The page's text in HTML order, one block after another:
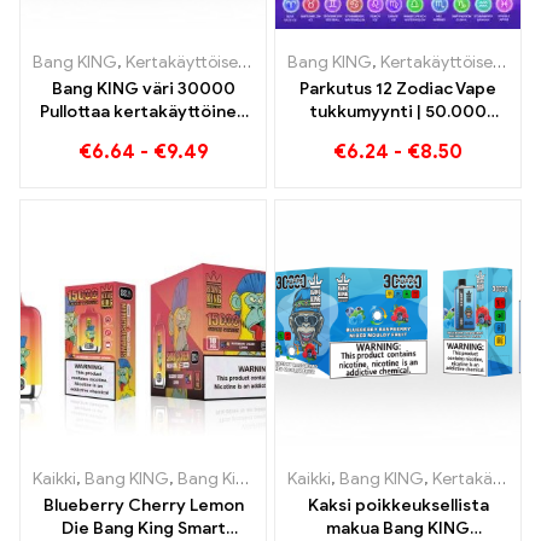
Bang KING, Kertakäyttöiset sähkösavukkeet Liettua ,
Bang KING väri 30000
Pullottaa kertakäyttöinen
makua Red Bull Energy
€6.64 - €9.49
Bang KING, Kertakäyttöiset e-savukkeet
Parkutus 12 Zodiac Vape
tukkumyynti | 50.000
€6.24 - €8.50
Kaikki, Bang KING, Bang King Smart Screen 15000 Pullistaa ,
Blueberry Cherry Lemon
Die Bang King Smart
Kaikki, Bang KING, Kertakäyttöiset sähkösavukkeet Liettua
Kaksi poikkeuksellista
makua Bang KING